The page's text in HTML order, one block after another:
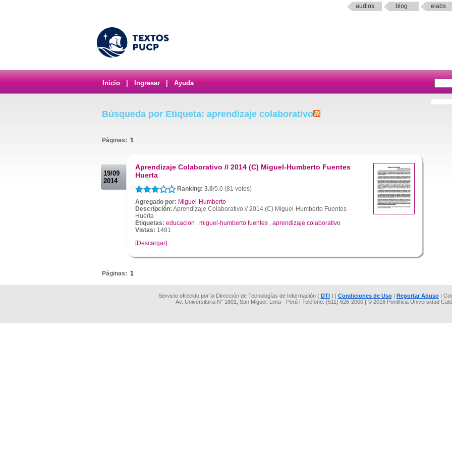
audios blog elabs
Inicio Ingresar Ayuda
Búsqueda por Etiqueta: aprendizaje colaborativo
Páginas: 1
19/09
2014
Aprendizaje Colaborativo // 2014 (C) Miguel-Humberto Fuentes
Huerta
Ranking: 3.0/5.0 (81 votos)
Agregado por: Miguel-Humberto
Descripción: Aprendizaje Colaborativo // 2014 (C) Miguel-Humberto Fuentes
Huerta
Etiquetas: educacion , miguel-humberto fuentes , aprendizaje colaborativo
Vistas: 1481
[Descargar]
Páginas: 1
Servicio ofrecido por la Dirección de Tecnologías de Información ( DTI) | Condiciones de Uso| Reportar Abuso|
Av. Universitaria N° 1801, San Miguel, Lima - Perú | Teléfono: (511) 626-2000 | © 2016 Pontificia Universidad